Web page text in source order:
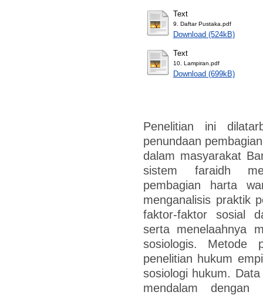
Text
9. Daftar Pustaka.pdf
Download (524kB)
Text
10. Lampiran.pdf
Download (699kB)
Penelitian ini
penundaan
dalam masyarakat
sistem faraidh
pembagian harta
menganalisis praktik
faktor-faktor sosial
serta menelaahnya
sosiologis. Metode
penelitian hukum
sosiologi hukum.
mendalam